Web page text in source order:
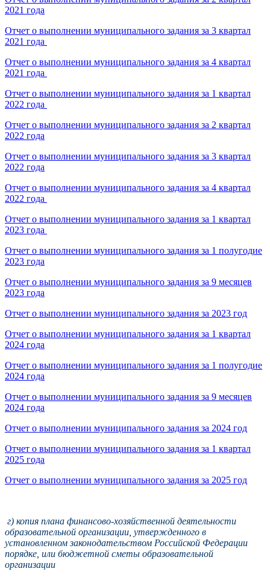
2021 года
Отчет о выполнении муниципального задания за 3 квартал
2021 года
Отчет о выполнении муниципального задания за 4 квартал
2021 года
Отчет о выполнении муниципального задания за 1 квартал
2022 года
Отчет о выполнении муниципального задания за 2 квартал
2022 года
Отчет о выполнении муниципального задания за 3 квартал
2022 года
Отчет о выполнении муниципального задания за 4 квартал
2022 года
Отчет о выполнении муниципального задания за 1 квартал
2023 года
Отчет о выполнении муниципального задания за 1 полугодие
2023 года
Отчет о выполнении муниципального задания за 9 месяцев
2023 года
Отчет о выполнении муниципального задания за 2023 год
Отчет о выполнении муниципального задания за 1 квартал
2024 года
Отчет о выполнении муниципального задания за 1 полугодие
2024 года
Отчет о выполнении муниципального задания за 9 месяцев
2024 года
Отчет о выполнении муниципального задания за 2024 год
Отчет о выполнении муниципального задания за 1 квартал
2025 года
Отчет о выполнении муниципального задания за 2025 год
г) копия плана финансово-хозяйственной деятельности
образовательной организации, утвержденного в
установленном законодательством Российской Федерации
порядке, или бюджетной сметы образовательной
организации